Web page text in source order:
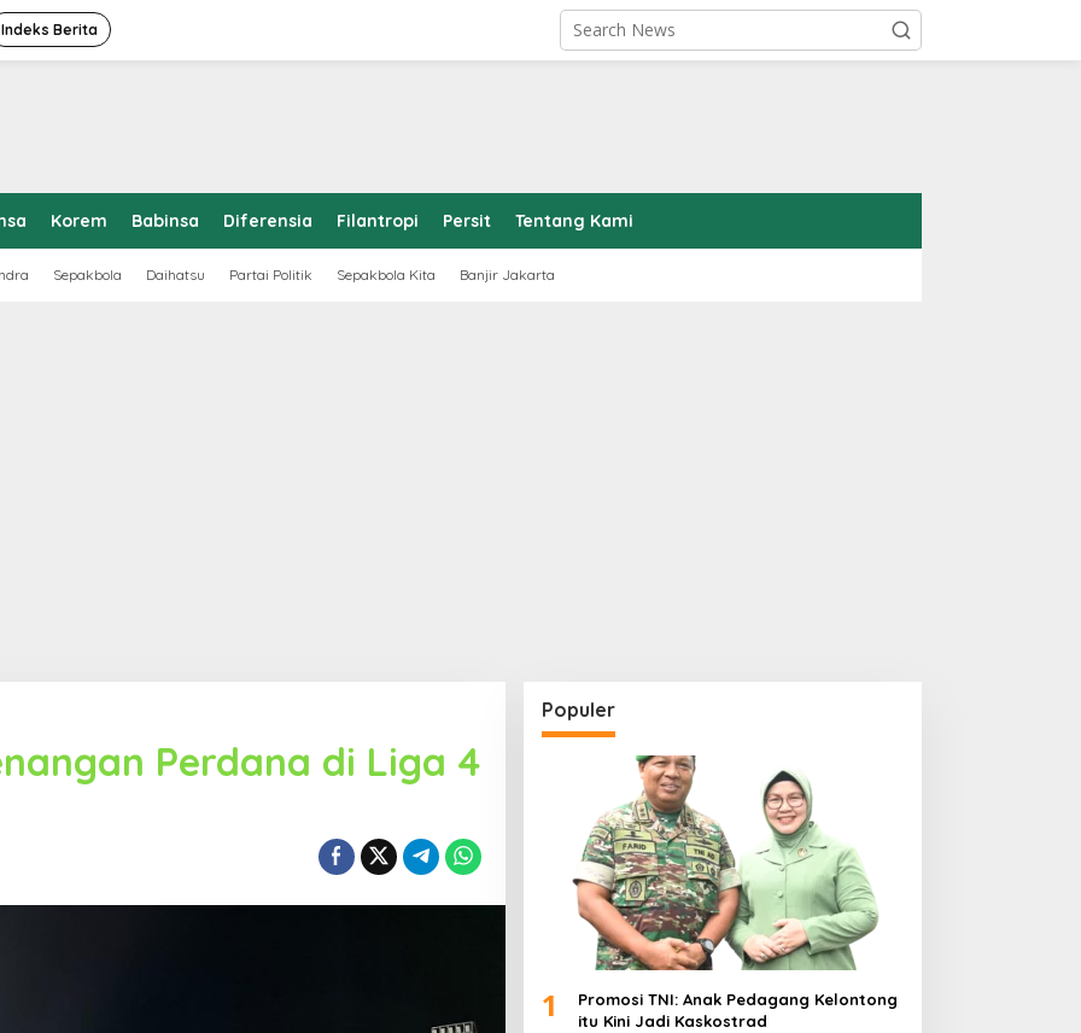
Indeks Berita
Korem Babinsa Diferensia Filantropi Persit Tentang Kami
Sepakbola Daihatsu Partai Politik Sepakbola Kita Banjir Jakarta
Perdana di Liga 4
Populer
1
Promosi TNI: Anak Pedagang Kelontong
itu Kini Jadi Kaskostrad